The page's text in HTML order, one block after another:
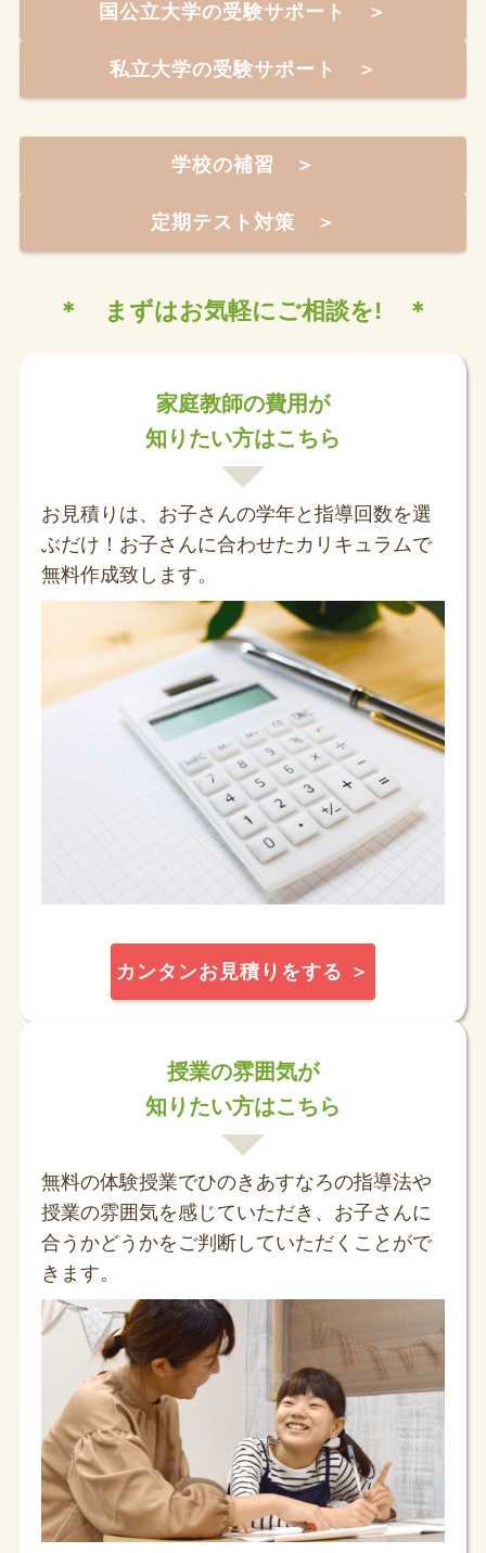
国公立大学の受験サポート ＞
私立大学の受験サポート ＞
学校の補習 ＞
定期テスト対策 ＞
＊ まずはお気軽にご相談を! ＊
家庭教師の費用が
知りたい方はこちら
お見積りは、お子さんの学年と指導回数を選
ぶだけ！お子さんに合わせたカリキュラムで
無料作成致します。
カンタンお見積りをする ＞
授業の雰囲気が
知りたい方はこちら
無料の体験授業でひのきあすなろの指導法や
授業の雰囲気を感じていただき、お子さんに
合うかどうかをご判断していただくことがで
きます。